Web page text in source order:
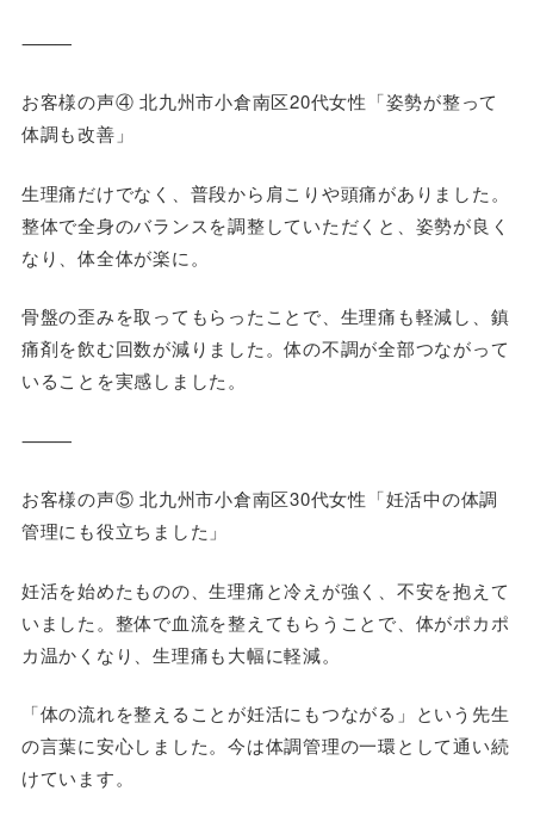
⸻
お客様の声④ 北九州市小倉南区20代女性「姿勢が整って
体調も改善」
生理痛だけでなく、普段から肩こりや頭痛がありました。
整体で全身のバランスを調整していただくと、姿勢が良く
なり、体全体が楽に。
骨盤の歪みを取ってもらったことで、生理痛も軽減し、鎮
痛剤を飲む回数が減りました。体の不調が全部つながって
いることを実感しました。
⸻
お客様の声⑤ 北九州市小倉南区30代女性「妊活中の体調
管理にも役立ちました」
妊活を始めたものの、生理痛と冷えが強く、不安を抱えて
いました。整体で血流を整えてもらうことで、体がポカポ
カ温かくなり、生理痛も大幅に軽減。
「体の流れを整えることが妊活にもつながる」という先生
の言葉に安心しました。今は体調管理の一環として通い続
けています。